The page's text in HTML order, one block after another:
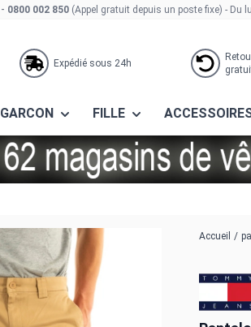
0800 002 850 (Appel gratuit depuis un poste fixe) - Du
Expédié sous 24h
GARCON FILLE
khaki Accueil /